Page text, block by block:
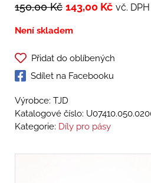
150,00Kč 143,00 Kč vč. DPH
Není skladem
Přidat do oblíbených
Sdílet na Facebooku
Výrobce: TJD
Katalogové číslo:
Kategorie: Díly pro pásy